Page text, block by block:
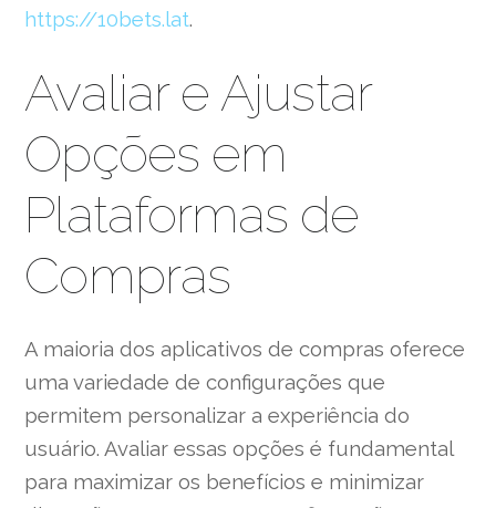
https://10bets.lat.
Avaliar e Ajustar
Opções em
Plataformas de
Compras
A maioria dos aplicativos de compras oferece
uma variedade de configurações que
permitem personalizar a experiência do
usuário. Avaliar essas opções é fundamental
para maximizar os benefícios e minimizar